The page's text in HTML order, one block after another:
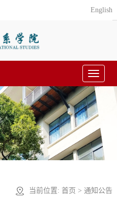
English
Toggle
当前位置:首页 >通知公告